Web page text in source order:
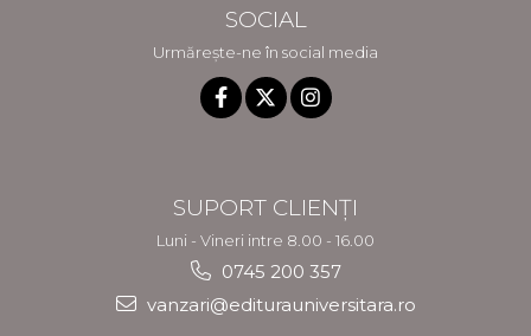
SOCIAL
Urmărește-ne în social media
SUPORT CLIENȚI
Luni - Vineri intre 8.00 - 16.00
0745 200 357
vanzari@editurauniversitara.ro